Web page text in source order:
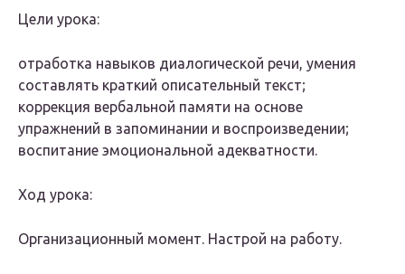
Цели урока:
отработка навыков диалогической речи, умения
составлять краткий описательный текст;
коррекция вербальной памяти на основе
упражнений в запоминании и воспроизведении;
воспитание эмоциональной адекватности.
Ход урока:
Организационный момент. Настрой на работу.